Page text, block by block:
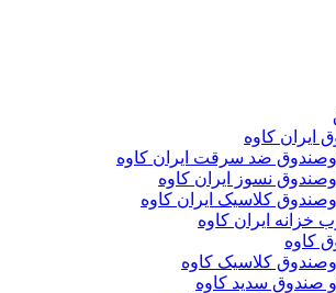
ایران کاوه
ضد سرقت ایران کاوه
نسوز ایران کاوه
کلاسیک ایران کاوه
خزانه ایران کاوه
کاوه
کلاسیک کاوه
صندوق سدید کاوه